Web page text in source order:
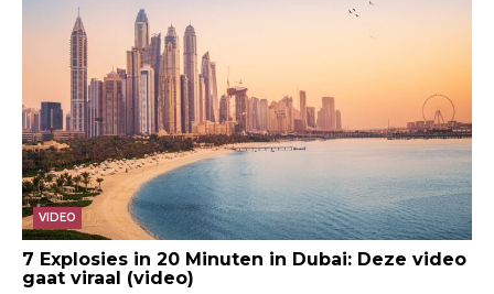
VIDEO
7 Explosies in 20 Minuten in Dubai: Deze video
gaat viraal (video)